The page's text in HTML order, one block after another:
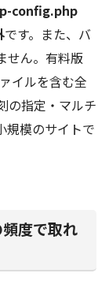
config.php
です。また、バ
せん。有料版
イルを含む全
の指定・マルチ
規模のサイトで
度で取れ